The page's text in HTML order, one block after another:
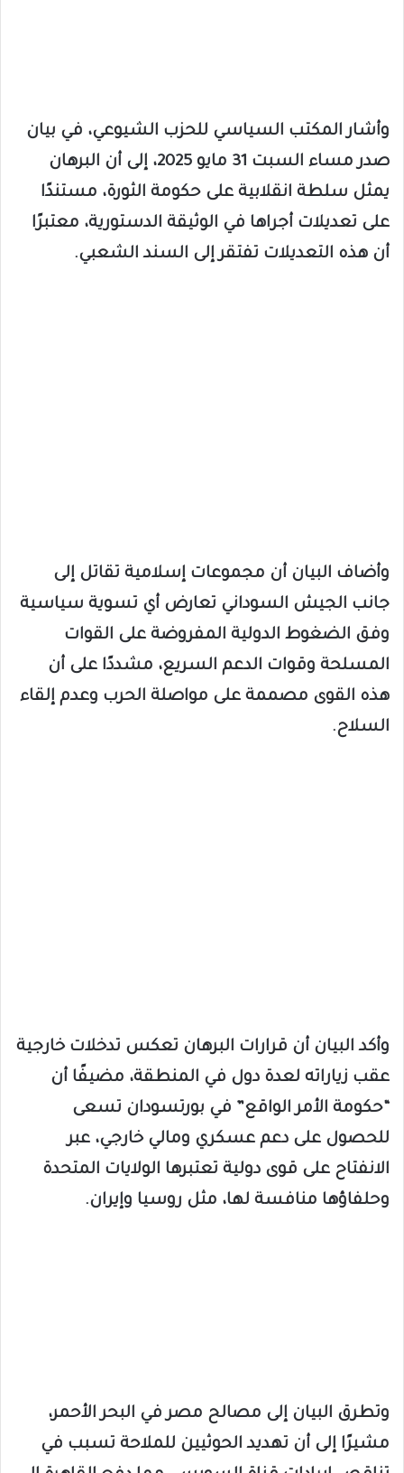
وأشار المكتب السياسي للحزب الشيوعي، في بيان
صدر مساء السبت 31 مايو 2025، إلى أن البرهان
يمثل سلطة انقلابية على حكومة الثورة، مستندًا
على تعديلات أجراها في الوثيقة الدستورية، معتبرًا
أن هذه التعديلات تفتقر إلى السند الشعبي.
وأضاف البيان أن مجموعات إسلامية تقاتل إلى
جانب الجيش السوداني تعارض أي تسوية سياسية
وفق الضغوط الدولية المفروضة على القوات
المسلحة وقوات الدعم السريع، مشددًا على أن
هذه القوى مصممة على مواصلة الحرب وعدم إلقاء
السلاح.
وأكد البيان أن قرارات البرهان تعكس تدخلات خارجية
عقب زياراته لعدة دول في المنطقة، مضيفًا أن
“حكومة الأمر الواقع” في بورتسودان تسعى
للحصول على دعم عسكري ومالي خارجي، عبر
الانفتاح على قوى دولية تعتبرها الولايات المتحدة
وحلفاؤها منافسة لها، مثل روسيا وإيران.
وتطرق البيان إلى مصالح مصر في البحر الأحمر،
مشيرًا إلى أن تهديد الحوثيين للملاحة تسبب في